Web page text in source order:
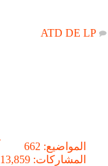
ATD DE LP
المواضيع: 662
المشاركات: 13,859